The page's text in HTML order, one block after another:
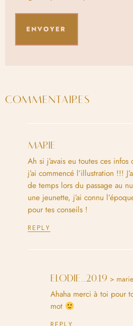
COMMENTAIRES
MARIE
Ah si j’avais eu toutes ces infos
j’ai commencé l’illustration !!!
de temps lors du passage au
une jeunette, j’ai connu
pour tes conseils !
REPLY
ELODIE_2019 > marie
Ahaha merci à toi pour
mot
REPLY